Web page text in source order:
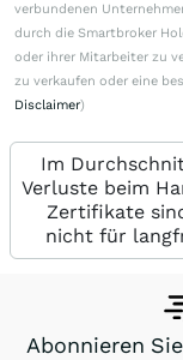
verbundenen
durch die Smartbroker
oder ihrer Mitarbeiter zu
zu verkaufen oder eine
Disclaimer)
Im
Verluste beim
Zertifikate
nicht für
Abonnieren